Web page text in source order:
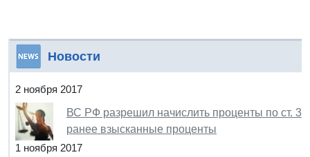
Новости
2 ноября 2017
ВС РФ разрешил начислить проценты по ст.
ранее взысканные проценты
1 ноября 2017